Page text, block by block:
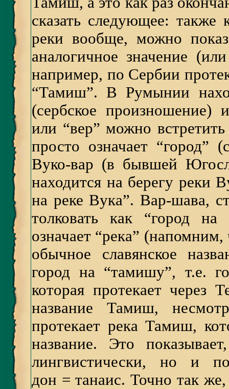
сказать следующее:
реки вообще, можно
аналогичное значение
например, по Сербии
“Тамиш”. В Румынии
(сербское произношение)
или “вер” можно
просто означает “город”
Вуко-вар (в бывшей
находится на берегу реки
на реке Вука”. Вар-шава,
толковать как “город
означает “река”
обычное славянское
город на “тамишу”, т.е.
которая протекает
название Тамиш,
протекает река Тамиш,
название. Это
лингвистически, но и
дон = танаис. Точно так